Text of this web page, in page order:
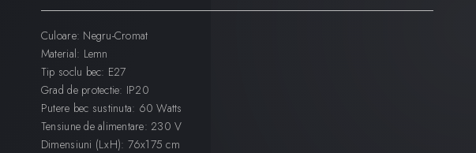
Culoare: Negru-Cromat
Material: Lemn
Tip soclu bec: E27
Grad de protectie: IP20
Putere bec sustinuta: 60 Watts
Tensiune de alimentare: 230 V
Dimensiuni (LxH): 76x175 cm